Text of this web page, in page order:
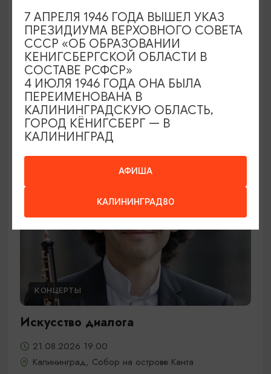
ВЫСТАВКИ
Солнечное притяжение
21.08.2026 - 20.09.2026
Калининград, Музей янтаря
ОТ 1000₽
КОНЦЕРТЫ
Искусство диалога
21.08.2026 19:00
Калининград, Собор на острове Канта
АФИША
КАЛИНИНГРАД80
7 АПРЕЛЯ 1946 ГОДА ВЫШЕЛ УКАЗ
ПРЕЗИДИУМА ВЕРХОВНОГО СОВЕТА
СССР «ОБ ОБРАЗОВАНИИ
КЕНИГСБЕРГСКОЙ ОБЛАСТИ В
СОСТАВЕ РСФСР»
4 ИЮЛЯ 1946 ГОДА ОНА БЫЛА
ПЕРЕИМЕНОВАНА В
КАЛИНИНГРАДСКУЮ ОБЛАСТЬ,
ГОРОД КЁНИГСБЕРГ — В
КАЛИНИНГРАД